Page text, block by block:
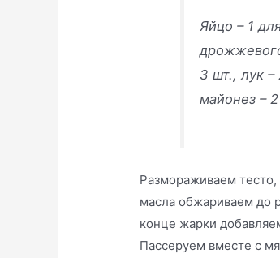
Яйцо – 1
3 шт., лук –
майонез –
Размораживаем
масла обжариваем до
конце жарки
Пассеруем вместе с